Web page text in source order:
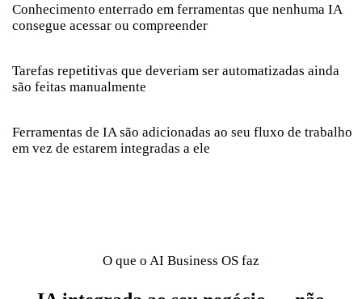
Conhecimento enterrado em ferramentas que nenhuma IA
consegue acessar ou compreender
Tarefas repetitivas que deveriam ser automatizadas ainda
são feitas manualmente
Ferramentas de IA são adicionadas ao seu fluxo de trabalho
em vez de estarem integradas a ele
O que o AI Business OS faz